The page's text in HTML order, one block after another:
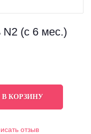
(с 6 мес.)
отзыв